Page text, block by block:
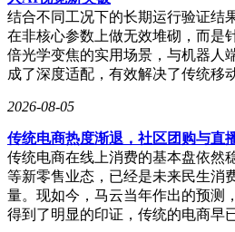
结合不同工况下的长期运行验证结
在非核心参数上做无效堆砌，而是
倍光学变焦的实用场景，与机器人
成了深度适配，有效解决了传统移
2026-08-05
传统电商热度渐退，社区团购与直
传统电商在线上消费的基本盘依然
等新零售业态，已经是未来民生消
量。现如今，马云当年作出的预测
得到了明显的印证，传统的电商早